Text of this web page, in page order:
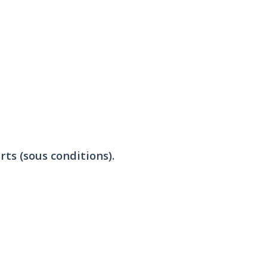
(sous conditions).